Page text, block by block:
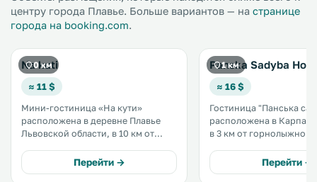
центру города Плавье. Больше вариантов — на странице
города на booking.com.
0 км
Na kuti
≈ 11 $
Мини-гостиница «На кути»
расположена в деревне Плавье
Львовской области, в 10 км от
сауна, помещение для хранения
лыж, бесплатный Wi-Fi и
Перейти →
1 км
Panska Sadyba
≈ 16 $
Гостиница "Панська
расположена в
в 3 км от
регистрации работает
круглосуточно. На территории
Перейти →